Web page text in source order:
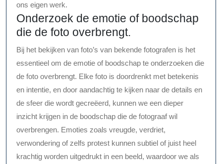
ons eigen werk.
Onderzoek de emotie of boodschap
die de foto overbrengt.
Bij het bekijken van foto’s van bekende fotografen is het
essentieel om de emotie of boodschap te onderzoeken die
de foto overbrengt. Elke foto is doordrenkt met betekenis
en intentie, en door aandachtig te kijken naar de details en
de sfeer die wordt gecreëerd, kunnen we een dieper
inzicht krijgen in de boodschap die de fotograaf wil
overbrengen. Emoties zoals vreugde, verdriet,
verwondering of zelfs protest kunnen subtiel of juist heel
krachtig worden uitgedrukt in een beeld, waardoor we als